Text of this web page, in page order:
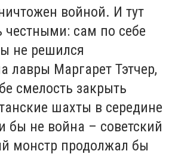
войной. И тут
честными: сам по себе
не решился
лавры Маргарет Тэтчер,
смелость закрыть
шахты в середине
бы не война – советский
монстр продолжал бы